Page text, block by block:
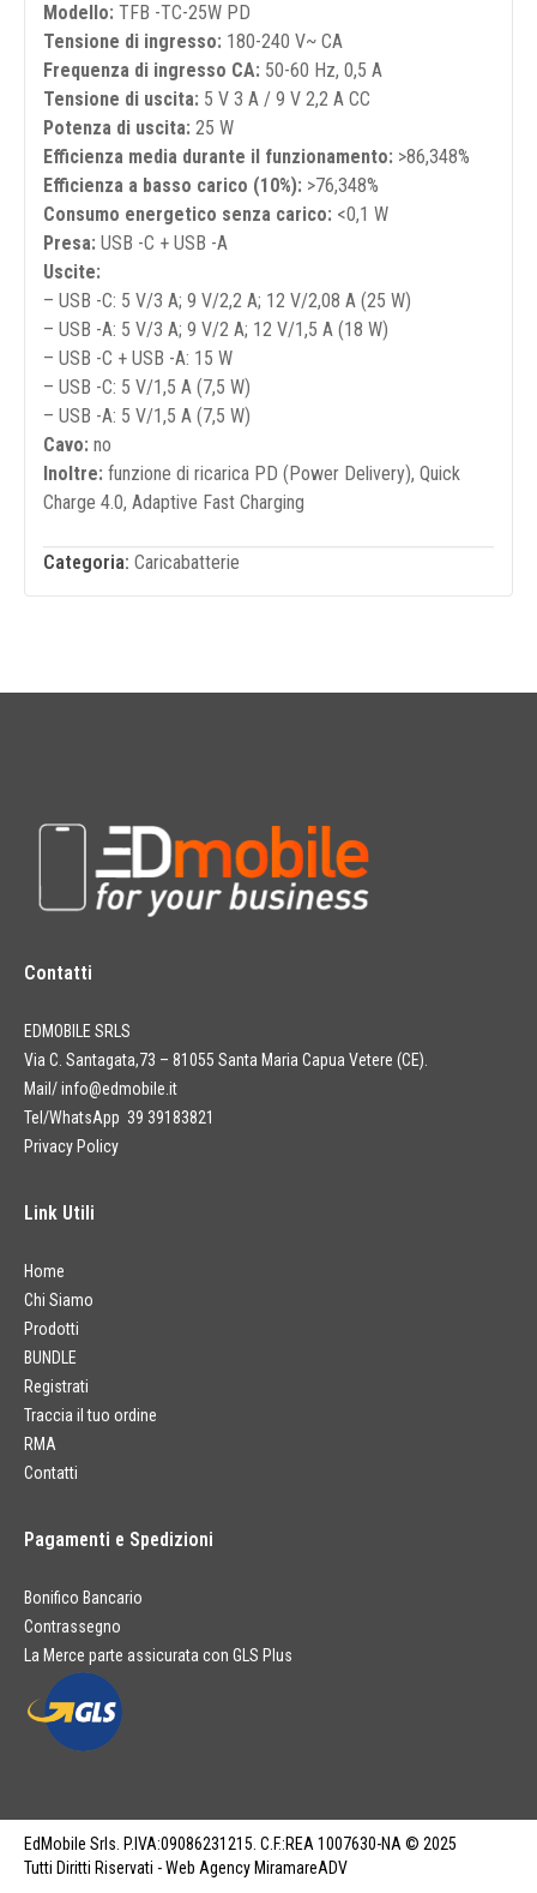
Modello: TFB -TC-25W PD
Tensione di ingresso: 180-240 V~ CA
Frequenza di ingresso CA: 50-60 Hz, 0,5 A
Tensione di uscita: 5 V 3 A / 9 V 2,2 A CC
Potenza di uscita: 25 W
Efficienza media durante il funzionamento: >86,348%
Efficienza a basso carico (10%): >76,348%
Consumo energetico senza carico: <0,1 W
Presa: USB -C + USB -A
Uscite:
– USB -C: 5 V/3 A; 9 V/2,2 A; 12 V/2,08 A (25 W)
– USB -A: 5 V/3 A; 9 V/2 A; 12 V/1,5 A (18 W)
– USB -C + USB -A: 15 W
– USB -C: 5 V/1,5 A (7,5 W)
– USB -A: 5 V/1,5 A (7,5 W)
Cavo: no
Inoltre: funzione di ricarica PD (Power Delivery), Quick
Charge 4.0, Adaptive Fast Charging
Categoria: Caricabatterie
Contatti
EDMOBILE SRLS
Via C. Santagata,73 – 81055 Santa Maria Capua Vetere (CE).
Mail/info@edmobile.it
Tel/WhatsApp 39 39183821
Privacy Policy
Link Utili
Home
Chi Siamo
Prodotti
BUNDLE
Registrati
Traccia il tuo ordine
RMA
Contatti
Pagamenti e Spedizioni
Bonifico Bancario
Contrassegno
La Merce parte assicurata con GLS Plus
EdMobile Srls. P.IVA:09086231215. C.F.:REA 1007630-NA © 2025
Tutti Diritti Riservati - Web Agency MiramareADV